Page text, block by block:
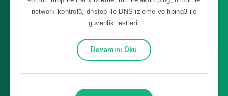
network kontrolü, dnstop ile DNS izleme ve hping3 ile
güvenlik testleri.
Devamını Oku